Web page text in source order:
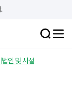
인 및 시설